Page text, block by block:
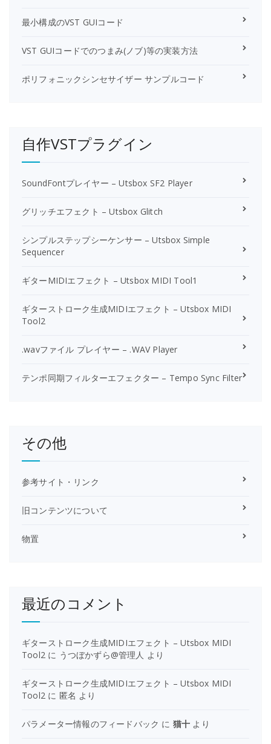
最小構成のVST GUIコード
VST GUIコードでのつまみ(ノブ)等の実装方法
ポリフォニックシンセサイザー サンプルコード
自作VSTプラグイン
SoundFontプレイヤー – Utsbox SF2 Player
グリッチエフェクト – Utsbox Glitch
シンプルステップシーケンサー – Utsbox Simple
Sequencer
ギターMIDIエフェクト – Utsbox MIDI Tool1
ギターストローク生成MIDIエフェクト – Utsbox MIDI
Tool2
.wavファイル プレイヤー – .WAV Player
テンポ同期フィルターエフェクター – Tempo Sync Filter
その他
参考サイト・リンク
旧コンテンツについて
物置
最近のコメント
ギターストローク生成MIDIエフェクト – Utsbox MIDI
Tool2 に うつぼかずら@管理人 より
ギターストローク生成MIDIエフェクト – Utsbox MIDI
Tool2 に 匿名 より
パラメーター情報のフィードバック に 猫十 より